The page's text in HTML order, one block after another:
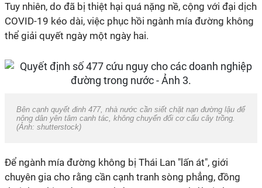
Tuy nhiên, do đã bị thiệt hại quá nặng nề, cộng với đại dịch
COVID-19 kéo dài, việc phục hồi ngành mía đường không
thể giải quyết ngày một ngày hai.
Bên cạnh quyết đinh 477, nhà nước cần siết chặt nạn đường lậu để
nông dân yên tâm canh tác, không chuyển đổi cơ cấu cây trồng.
(Ảnh: shutterstock)
Để ngành mía đường không bị Thái Lan "lấn át", giới
chuyên gia cho rằng cần cạnh tranh sòng phẳng, đồng